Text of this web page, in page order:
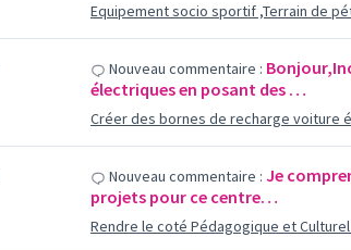
Equipement socio sportif ,Terrain de
Nouveau commentaire :
électriques en posant des …
Créer des bornes de recharge voiture
Nouveau commentaire : Je
projets pour ce centre…
Rendre le coté Pédagogique et